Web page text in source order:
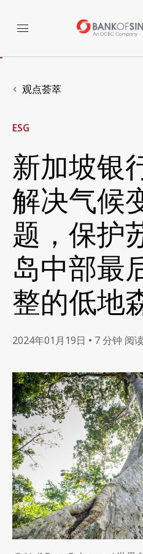
观点荟萃
ESG
新加坡银
解决气候
题，保护
岛中部最
整的低地
2024年01月19日 • 7 分钟 阅